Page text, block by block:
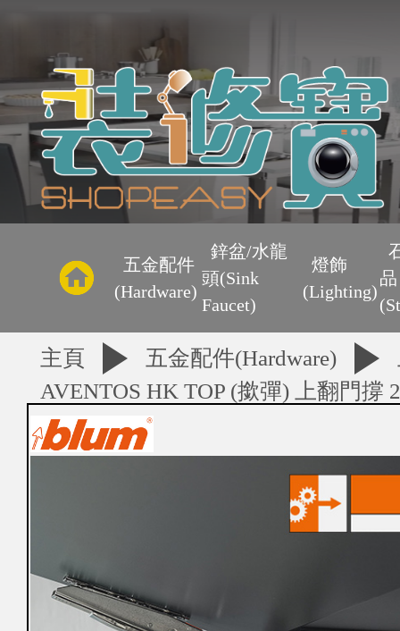
主
頁
優
惠
區
購
車
五金配件
(Hardware)
鋅盆/水龍
頭(Sink
Faucet)
燈飾
(Lighting)
品
主頁 五金配件(Hardware)
AVENTOS HK TOP (撳彈) 上翻門撐